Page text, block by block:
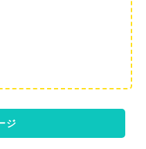
ジ